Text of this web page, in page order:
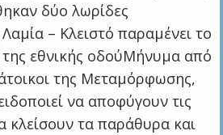
δύο λωρίδες
– Κλειστό παραμένει το
εθνικής οδούΜήνυμα από
της Μεταμόρφωσης,
να αποφύγουν τις
κλείσουν τα παράθυρα και